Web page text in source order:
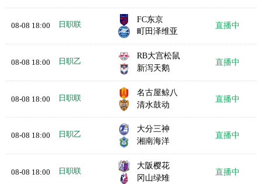
08-08 18:00 日职联
FC东京
町田泽维亚
直播中
08-08 18:00 日职乙
RB大宫松鼠
新泻天鹅
直播中
08-08 18:00 日职联
名古屋鲸八
清水鼓动
直播中
08-08 18:00 日职乙
大分三神
湘南海洋
直播中
08-08 18:00 日职联
大阪樱花
冈山绿雉
直播中